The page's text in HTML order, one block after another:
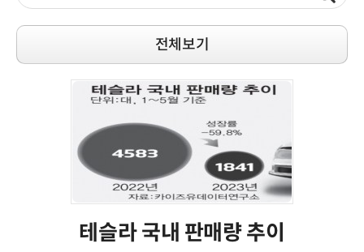
전체보기
테슬라 국내 판매량 추이